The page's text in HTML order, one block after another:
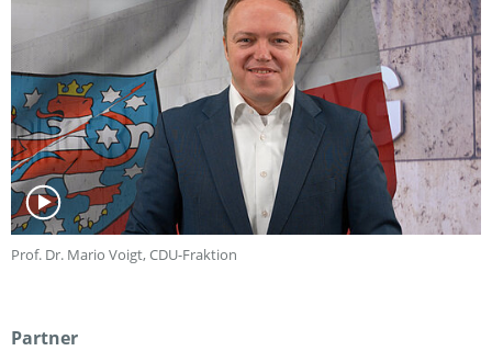
Prof. Dr. Mario Voigt, CDU-Fraktion
Partner